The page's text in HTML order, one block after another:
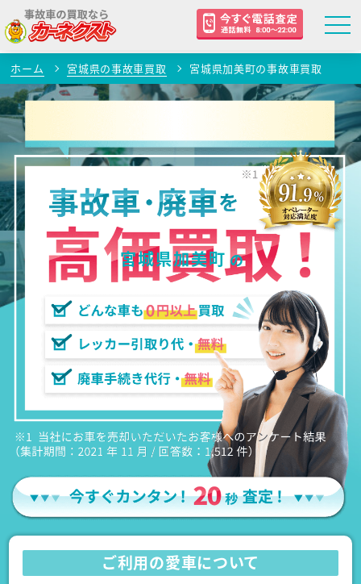
ホーム 宮城県の事故車買取 宮城県加美町の事故車買取
宮城県加美町 の
ご利用の愛車について